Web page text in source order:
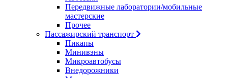
Передвижные лаборатории/мобильные
мастерские
Прочее
Пассажирский транспорт
Пикапы
Минивэны
Микроавтобусы
Внедорожники